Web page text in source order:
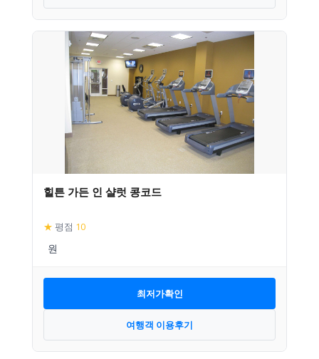
힐튼 가든 인 샬럿 콩코드
★ 평점 10
최저가확인
여행객 이용후기